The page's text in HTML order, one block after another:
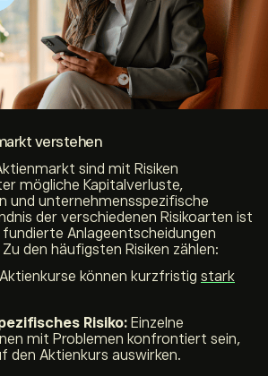
verstehen
sind mit Risiken
mögliche Kapitalverluste,
und unternehmensspezifische
der verschiedenen Risikoarten ist
Anlageentscheidungen
den häufigsten Risiken zählen:
Aktienkurse können kurzfristig stark
Risiko: Einzelne
mit Problemen konfrontiert sein,
den Aktienkurs auswirken.